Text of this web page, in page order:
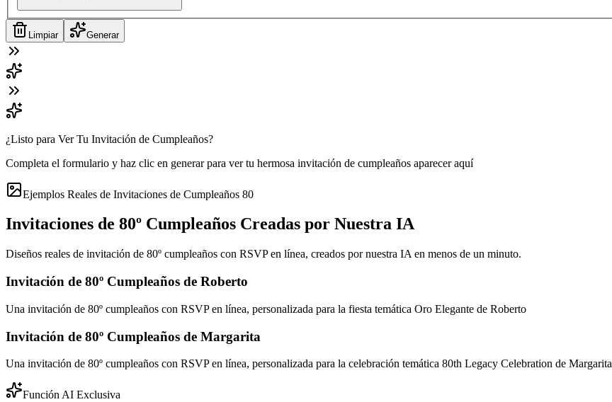
Limpiar Generar
¿Listo para Ver Tu Invitación de Cumpleaños?
Completa el formulario y haz clic en generar para ver tu hermosa invitación de cumpleaños aparecer aquí
Ejemplos Reales de Invitaciones de Cumpleaños 80
Invitaciones de 80º Cumpleaños Creadas por Nuestra IA
Diseños reales de invitación de 80º cumpleaños con RSVP en línea, creados por nuestra IA en menos de un minuto.
Invitación de 80º Cumpleaños de Roberto
Una invitación de 80º cumpleaños con RSVP en línea, personalizada para la fiesta temática Oro Elegante de Roberto
Invitación de 80º Cumpleaños de Margarita
Una invitación de 80º cumpleaños con RSVP en línea, personalizada para la celebración temática 80th Legacy Celebration de Margarita
Función AI Exclusiva